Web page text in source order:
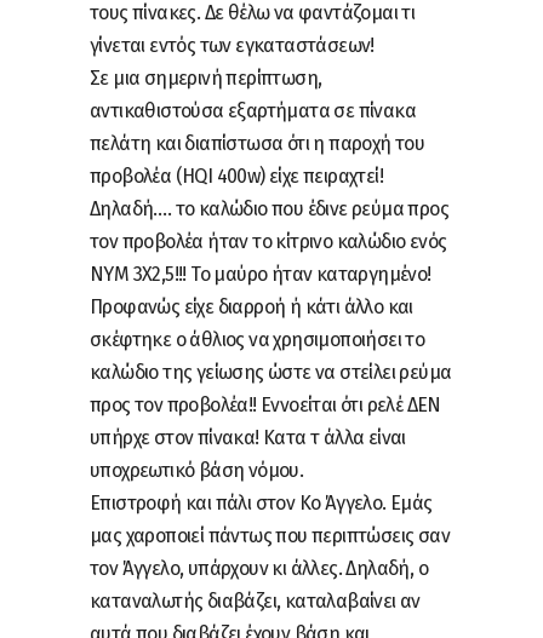
τους πίνακες. Δε θέλω να φαντάζομαι τι
γίνεται εντός των εγκαταστάσεων!
Σε μια σημερινή περίπτωση,
αντικαθιστούσα εξαρτήματα σε πίνακα
πελάτη και διαπίστωσα ότι η παροχή του
προβολέα (HQI 400w) είχε πειραχτεί!
Δηλαδή…. το καλώδιο που έδινε ρεύμα προς
τον προβολέα ήταν το κίτρινο καλώδιο ενός
ΝΥΜ 3Χ2,5!!! Το μαύρο ήταν καταργημένο!
Προφανώς είχε διαρροή ή κάτι άλλο και
σκέφτηκε ο άθλιος να χρησιμοποιήσει το
καλώδιο της γείωσης ώστε να στείλει ρεύμα
προς τον προβολέα!! Εννοείται ότι ρελέ ΔΕΝ
υπήρχε στον πίνακα! Κατα τ άλλα είναι
υποχρεωτικό βάση νόμου.
Επιστροφή και πάλι στον Κο Άγγελο. Εμάς
μας χαροποιεί πάντως που περιπτώσεις σαν
τον Άγγελο, υπάρχουν κι άλλες. Δηλαδή, ο
καταναλωτής διαβάζει, καταλαβαίνει αν
αυτά που διαβάζει έχουν βάση και